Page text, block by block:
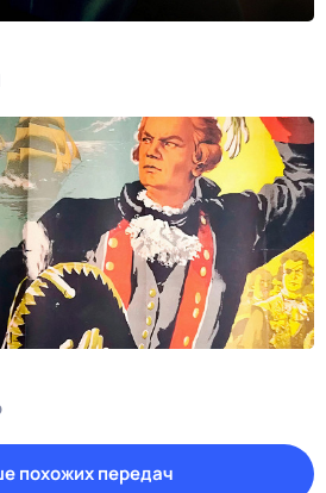
похожих передач